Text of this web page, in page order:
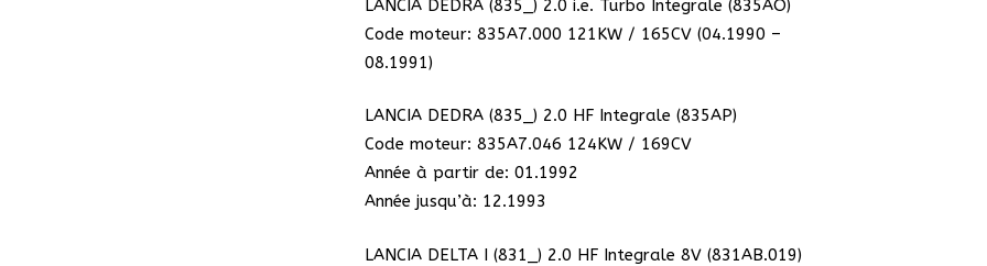
LANCIA DEDRA (835_) 2.0 i.e. Turbo Integrale (835AO)
Code moteur: 835A7.000 121KW / 165CV (04.1990 –
08.1991)
LANCIA DEDRA (835_) 2.0 HF Integrale (835AP)
Code moteur: 835A7.046 124KW / 169CV
Année à partir de: 01.1992
Année jusqu’à: 12.1993
LANCIA DELTA I (831_) 2.0 HF Integrale 8V (831AB.019)